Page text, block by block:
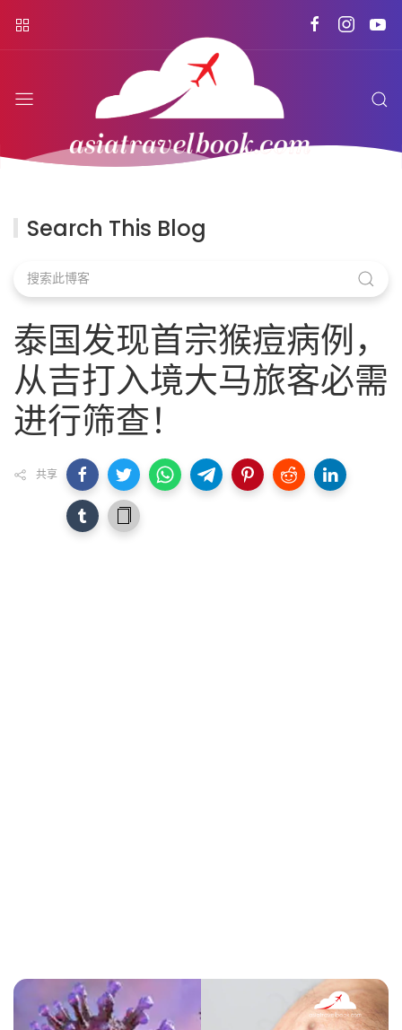
Search This Blog
泰国发现首宗猴痘病例，
从吉打入境大马旅客必需
进行筛查！
共享